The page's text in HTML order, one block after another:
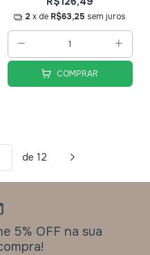
2 x de R$63,25 sem juros
COMPRAR
de 12
5% OFF na sua